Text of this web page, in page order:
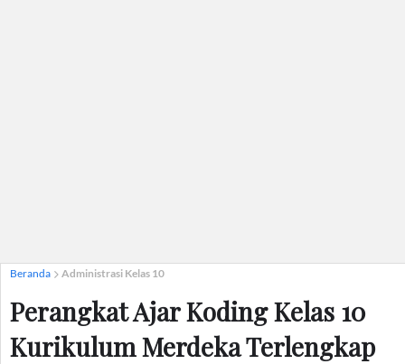
Beranda Administrasi Kelas 10
Perangkat Ajar Koding Kelas 10
Kurikulum Merdeka Terlengkap